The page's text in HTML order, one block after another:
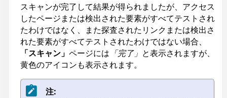
スキャンが完了して結果が得られましたが、アクセス
したページまたは検出された要素がすべてテストされ
たわけではなく、また探査されたリンクまたは検出さ
れた要素がすべてテストされたわけではない場合、
「スキャン」 ページには 「完了」 と表示されますが、
黄色のアイコンも表示されます。
注: